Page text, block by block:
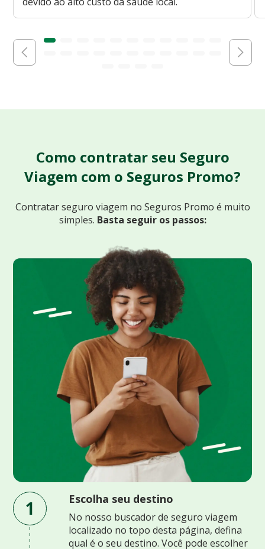
Como contratar seu Seguro
Viagem com o Seguros Promo?
Contratar seguro viagem no Seguros Promo é muito
simples. Basta seguir os passos:
1 Escolha seu destino
No nosso buscador de seguro viagem
localizado no topo desta página, defina
qual é o seu destino. Você pode escolher